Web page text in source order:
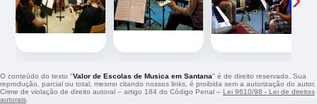
O conteúdo do texto "Valor de Escolas de Musica em Santana" é de direito reservado. Sua
reprodução, parcial ou total, mesmo citando nossos links, é proibida sem a autorização do autor.
Crime de violação de direito autoral – artigo 184 do Código Penal – Lei 9610/98 - Lei de direitos
autorais